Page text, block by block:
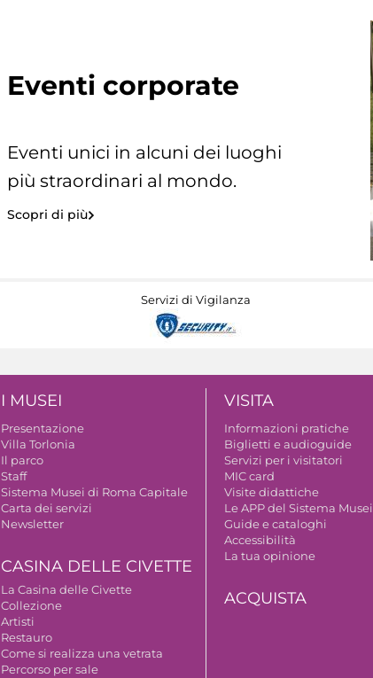
Eventi corporate
Eventi unici in alcuni dei luoghi
più straordinari al mondo.
Scopri di più
Servizi di Vigilanza
I MUSEI
Presentazione
Villa Torlonia
Il parco
Staff
Sistema Musei di Roma Capitale
Carta dei servizi
Newsletter
CASINA DELLE CIVETTE
La Casina delle Civette
Collezione
Artisti
Restauro
Come si realizza una vetrata
Percorso per sale
VISITA
Informazioni pratiche
Biglietti e audioguide
Servizi per i visitatori
MIC card
Visite didattiche
Le APP del Sistema Musei
Guide e cataloghi
Accessibilità
La tua opinione
ACQUISTA